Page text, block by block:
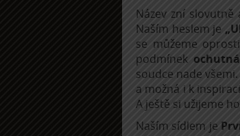
Název zní
Naším heslem je
se můžeme
podmínek
soudce nade
a možná i k
A ještě si užijeme
Naším sídlem je